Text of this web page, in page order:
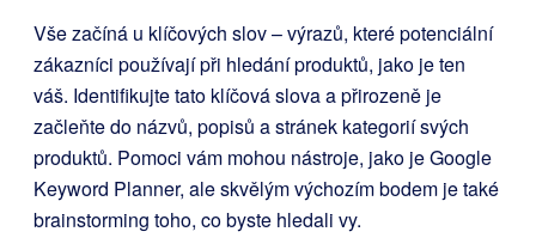
Vše začíná u klíčových slov – výrazů, které potenciální
zákazníci používají při hledání produktů, jako je ten
váš. Identifikujte tato klíčová slova a přirozeně je
začleňte do názvů, popisů a stránek kategorií svých
produktů. Pomoci vám mohou nástroje, jako je Google
Keyword Planner, ale skvělým výchozím bodem je také
brainstorming toho, co byste hledali vy.